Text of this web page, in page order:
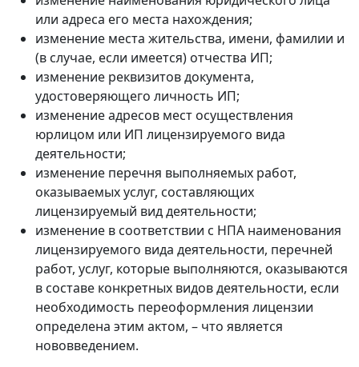
или адреса его места нахождения;
изменение места жительства, имени, фамилии и
(в случае, если имеется) отчества ИП;
изменение реквизитов документа,
удостоверяющего личность ИП;
изменение адресов мест осуществления
юрлицом или ИП лицензируемого вида
деятельности;
изменение перечня выполняемых работ,
оказываемых услуг, составляющих
лицензируемый вид деятельности;
изменение в соответствии с НПА наименования
лицензируемого вида деятельности, перечней
работ, услуг, которые выполняются, оказываются
в составе конкретных видов деятельности, если
необходимость переоформления лицензии
определена этим актом, – что является
нововведением.